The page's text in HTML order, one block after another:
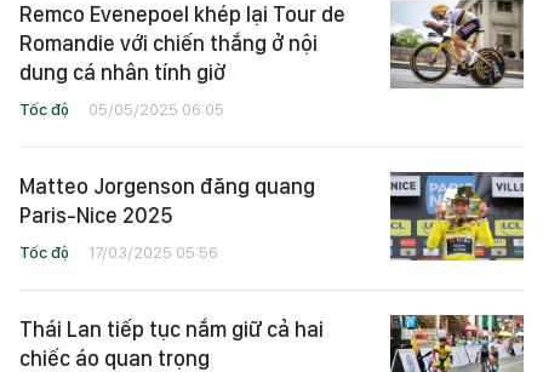
Remco Evenepoel khép lại Tour de
Romandie với chiến thắng ở nội
dung cá nhân tính giờ
Tốc độ 05/05/2025 06:05
Matteo Jorgenson đăng quang
Paris-Nice 2025
Tốc độ 17/03/2025 05:56
Thái Lan tiếp tục nắm giữ cả hai
chiếc áo quan trọng